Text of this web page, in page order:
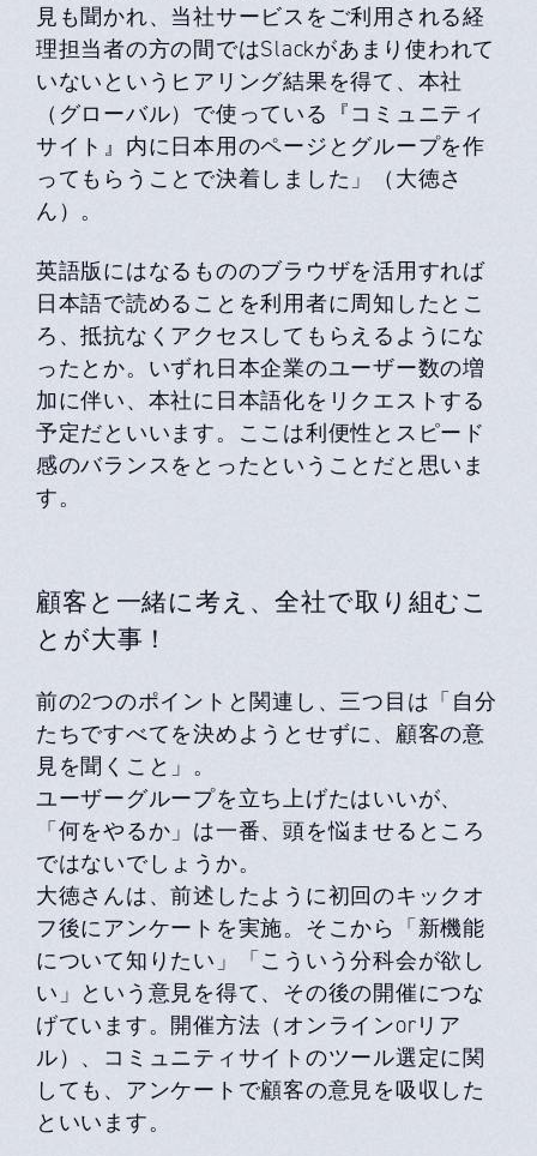
見も聞かれ、当社サービスをご利用される経
理担当者の方の間ではSlackがあまり使われて
いないというヒアリング結果を得て、本社
（グローバル）で使っている『コミュニティ
サイト』内に日本用のページとグループを作
ってもらうことで決着しました」（大徳さ
ん）。
英語版にはなるもののブラウザを活用すれば
日本語で読めることを利用者に周知したとこ
ろ、抵抗なくアクセスしてもらえるようにな
ったとか。いずれ日本企業のユーザー数の増
加に伴い、本社に日本語化をリクエストする
予定だといいます。ここは利便性とスピード
感のバランスをとったということだと思いま
す。
顧客と一緒に考え、全社で取り組むこ
とが大事！
前の2つのポイントと関連し、三つ目は「自分
たちですべてを決めようとせずに、顧客の意
見を聞くこと」。
ユーザーグループを立ち上げたはいいが、
「何をやるか」は一番、頭を悩ませるところ
ではないでしょうか。
大徳さんは、前述したように初回のキックオ
フ後にアンケートを実施。そこから「新機能
について知りたい」「こういう分科会が欲し
い」という意見を得て、その後の開催につな
げています。開催方法（オンラインorリア
ル）、コミュニティサイトのツール選定に関
しても、アンケートで顧客の意見を吸収した
といいます。